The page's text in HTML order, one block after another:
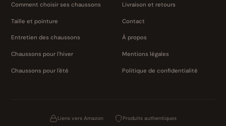
Comment choisir ses chaussons
Taille et pointure
Entretien des chaussons
Chaussons pour l'hiver
Chaussons pour l'été
Livraison et retours
Contact
À propos
Mentions légales
Politique de confidentialité
Liens vers Amazon Produits authentiques